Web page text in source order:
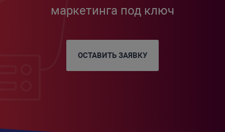
маркетинга под ключ
ОСТАВИТЬ ЗАЯВКУ